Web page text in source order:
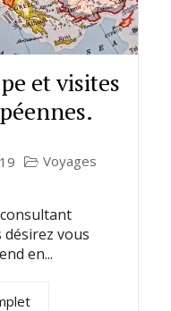
et visites
Voyages
désirez vous
en...